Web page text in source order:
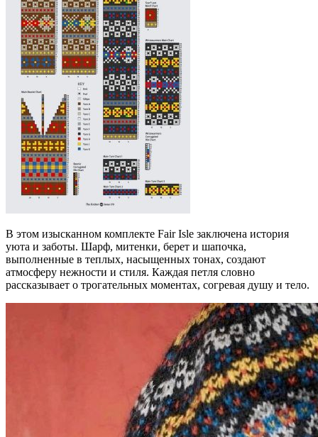
В этом изысканном комплекте Fair Isle заключена история
уюта и заботы. Шарф, митенки, берет и шапочка,
выполненные в теплых, насыщенных тонах, создают
атмосферу нежности и стиля. Каждая петля словно
рассказывает о трогательных моментах, согревая душу и тело.